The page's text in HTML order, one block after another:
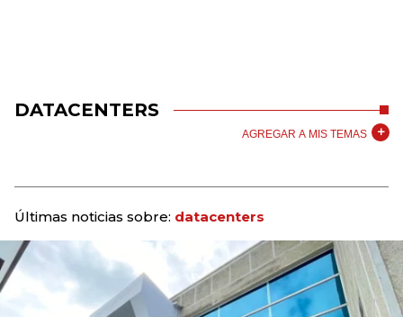
DATACENTERS
AGREGAR A MIS TEMAS
Últimas noticias sobre: datacenters